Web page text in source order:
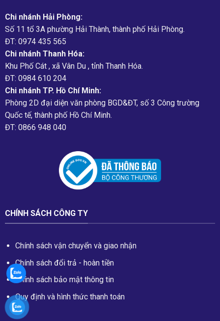
Chi nhánh Hải Phòng:
Số 11 tổ 3A phường Hải Thành, thành phố Hải Phòng.
ĐT: 0974 435 565
Chi nhánh Thanh Hóa:
Khu Phố Cát , xã Vân Du , tỉnh Thanh Hóa.
ĐT: 0984 610 204
Chi nhánh TP. Hồ Chí Minh:
Phòng 2D đại diện văn phòng BGD&ĐT, số 3 Công trường
Quốc tế, thành phố Hồ Chí Minh.
ĐT: 0866 948 040
CHÍNH SÁCH CÔNG TY
Chính sách vận chuyển và giao nhận
Chính sách đổi trả - hoàn tiền
Chính sách bảo mật thông tin
Quy định và hình thức thanh toán